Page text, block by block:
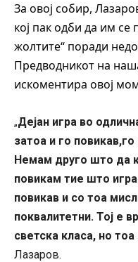
За овој собир,
кој пак одби да им се
жолтите“ поради
Предводникот на
искоментира овој
„Дејан игра во
затоа и го
Немам друго што да
повикам тие што
повикав и со тоа
поквалитетни. Тој е
светска класа, но
Лазаров.